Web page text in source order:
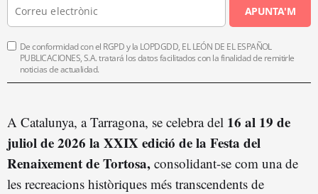
APUNTA'M
De conformidad con el RGPD y la LOPDGDD, EL LEÓN DE EL ESPAÑOL
PUBLICACIONES, S.A. tratará los datos facilitados con la finalidad de remitirle
noticias de actualidad.
A Catalunya, a Tarragona, se celebra del 16 al 19 de
juliol de 2026 la XXIX edició de la Festa del
Renaixement de Tortosa, consolidant-se com una de
les recreacions històriques més transcendents de